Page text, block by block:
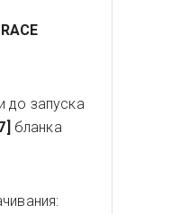
до запуска
бланка